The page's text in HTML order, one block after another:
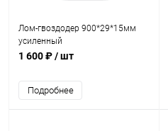
Лом-гвоздодер 900*29*15мм
усиленный
1 600 ₽/ шт
Подробнее